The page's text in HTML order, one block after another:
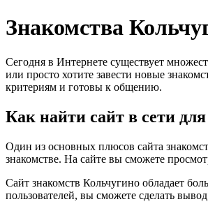
Знакомства
Сегодня в Интернете существует
или просто хотите завести новые
критериям и готовы к общению.
Как найти сайт в сети
Один из основных плюсов сайта
знакомстве. На сайте вы сможете
Сайт знакомств Кольчугино обладает
пользователей, вы сможете сделать